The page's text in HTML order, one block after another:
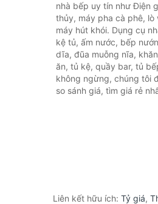
nhà bếp uy tín như Điện
thủy, máy pha cà phê, lò
máy hút khói. Dụng cụ
kệ tủ, ấm nước, bếp
dĩa, đũa muỗng nĩa,
ăn, tủ kệ, quầy bar, tủ
không ngừng, chúng tôi
so sánh giá, tìm giá rẻ
Liên kết hữu ích: Tỷ giá,